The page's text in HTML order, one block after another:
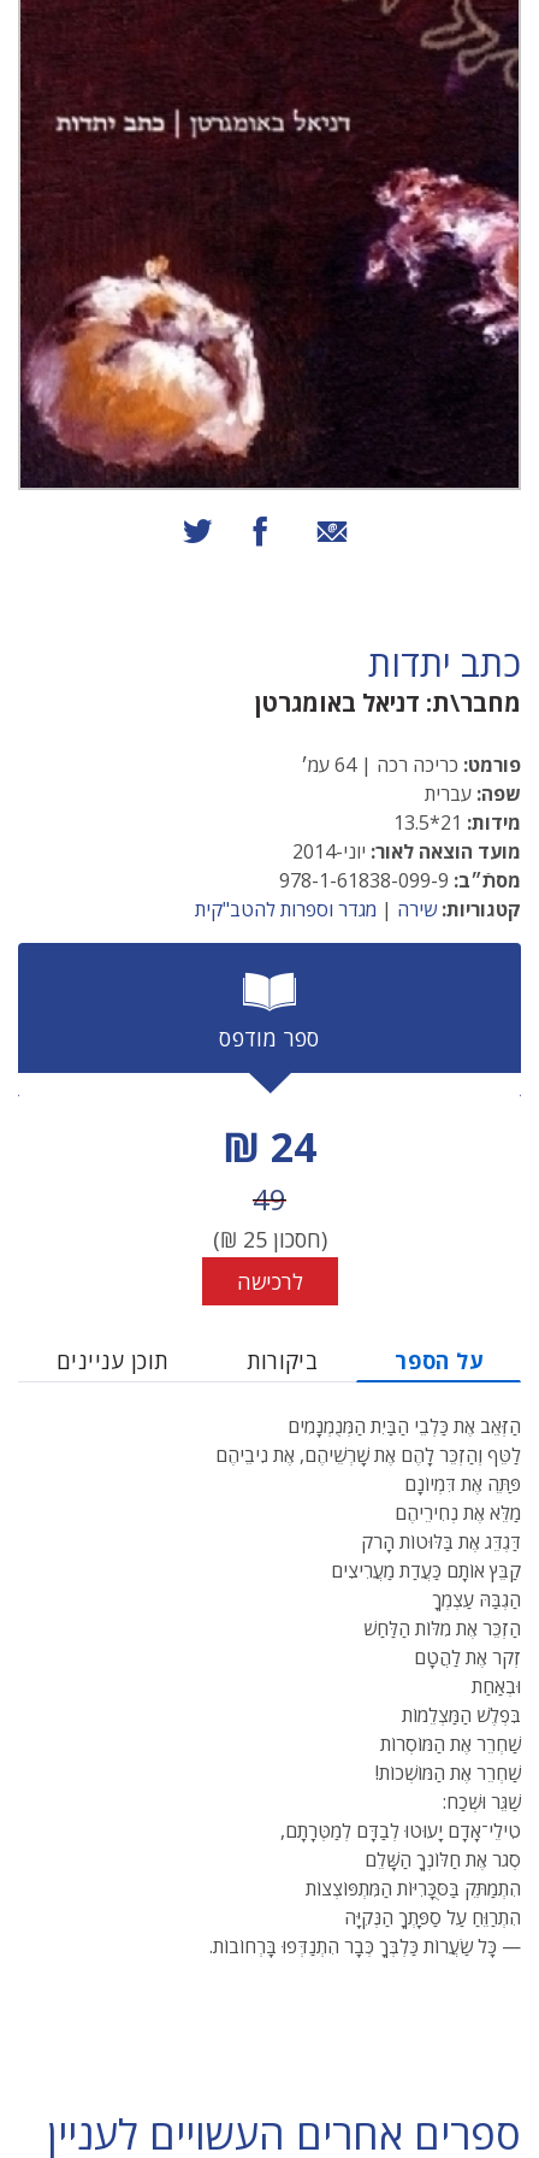
שיתוף באמצעות אימייל
שיתוף בפייסבוק
כתב יתדות
מחבר\ת: דניאל באומגרטן
פורמט: כריכה רכה | 64 עמ׳
שפה: עברית
מידות:
מועד הוצאה לאור: יוני-2014
מסתֿ״ב:
קטגוריות: שירה | מגדר וספרות להטב"קית
ספר מודפס
מחיר הנחה
24 ₪
מחיר לפני הנחה
49
(חסכון25
₪)
לרכישה
על הספר ביקורות תוכן עניינים
הַזְּאֵב אֶת כַּלְבֵי הַבַּיִת הַמְּנֻמְנָמִים
לַטֵּף וְהַזְכֵּר לָהֶם אֶת שָׁרְשֵׁיהֶם, אֶת נִיבֵיהֶם
פַּתֵּה אֶת דִּמְיוֹנָם
מַלֵּא אֶת נְחִירֵיהֶם
דַּגְדֵּג אֶת בַּלּוּטוֹת הָרֹק
קַבֵּץ אוֹתָם כַּעֲדַת מַעֲרִיצִים
הַגְבַּהּ עַצְמְךָ
הַזְכֵּר אֶת מִלּוֹת הַלַּחַשׁ
זְקֹר אֶת לַהֲטָם
וּבְאַחַת
בִּפְלֶשׁ הַמַּצְלֵמוֹת
שַׁחְרֵר אֶת הַמּוֹסְרוֹת
שַׁחְרֵר אֶת הַמּוֹשְׁכוֹת!
שַׁגֵּר וּשְׁכַח:
טִילֵי־אָדָם יָעוּטוּ לְבַדָּם לְמַטְּרָתָם,
סְגֹר אֶת חַלּוֹנְךָ הַשָּׁלֵם
הִתְמַתֵּק בַּסֻּכָּרִיּוֹת הַמִּתְפּוֹצְצוֹת
הִתְרַוֵּחַ עַל סַפָּתְךָ הַנְּקִיָּה
— כָּל שַׂעֲרוֹת כַּלְבְּךָ כְּבָר הִתְנַדְּפוּ בָּרְחוֹבוֹת.
ספרים אחרים העשויים לעניין